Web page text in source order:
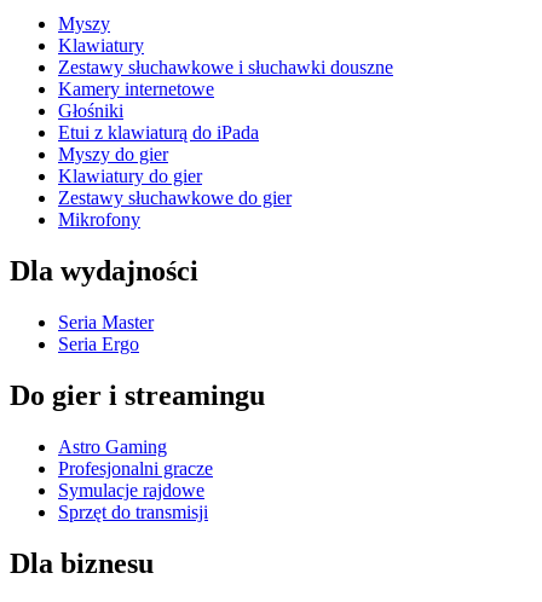
Myszy
Klawiatury
Zestawy słuchawkowe i słuchawki douszne
Kamery internetowe
Głośniki
Etui z klawiaturą do iPada
Myszy do gier
Klawiatury do gier
Zestawy słuchawkowe do gier
Mikrofony
Dla wydajności
Seria Master
Seria Ergo
Do gier i streamingu
Astro Gaming
Profesjonalni gracze
Symulacje rajdowe
Sprzęt do transmisji
Dla biznesu